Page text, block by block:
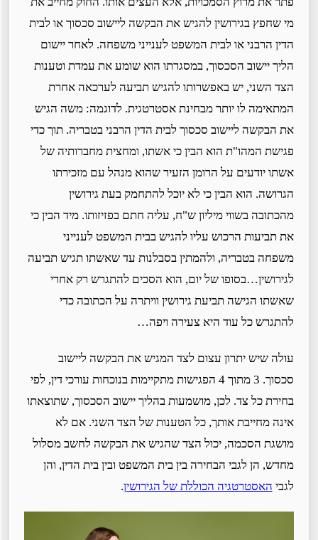
מי שחפץ בגירושין להגיש את הבקשה ליישוב סכסוך או לבית
הדין הרבני או לבית המשפט לענייני משפחה. לאחר יישום
הליך יישוב הסכסוך, במסגרתו הוא שומע את עמדת וטענות
הצד השני, יש באפשרותו להגיש תביעה לערכאה אחרת
המתאימה לו יותר מבחינת אסטרטגית. לדוגמה: משה הגיש
את הבקשה ליישוב סכסוך לבית הדין הרבני בטבריה. תוך כדי
פגישת המהו"ת הוא הבין כי אשתו, ומחצית מחברותיה של
אשתו יודעים על הרומן הזעיר שהוא מנהל עם מזכירתו
הגרושה. הוא הבין כי לא יוכל להתחמק בעת גירושין
מהכתובה בשווי מיליון ש"ח, עליה חתם בפזיזותו. מיד הבין כי
את תביעות הרכוש עליו להגיש בבית המשפט לענייני
משפחה בטבריה, ולהמתין בסבלנות עד שאשתו תגיש תביעה
לגירושין…בסופו של יום, הוא הסכים להתגרש רק אחרי
שאשתו הגישה תביעת גירושין וויתרה על הכתובה כדי
להתגרש כל עוד היא צעירה ויפה…
עולה שיש יתרון עצום לצד המגיש את הבקשה ליישוב
סכסוך. 3 מתוך 4 הפגישות מתקיימות בנוכחות עורכי דין, לפי
בחירת כל צד. לכן, מושמעות בהליך יישוב הסכסוך, שתוצאתו
אינה מחייבת אותך, כל הטענות של הצד השני. אם לא
מושגת הסכמה, יכול הצד שהגיש את הבקשה לחשב מסלול
מחדש, הן לגבי הבחירה בין בית המשפט ובין בית הדין, והן
לגביהאסטרטגיה הכוללת של הגירושין.